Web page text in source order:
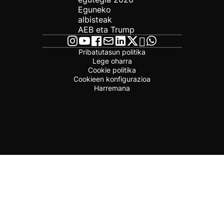
Eguneko
albisteak
AEB eta Trump
Pribatutasun politika
Lege oharra
Cookie politika
Cookieen konfigurazioa
Harremana